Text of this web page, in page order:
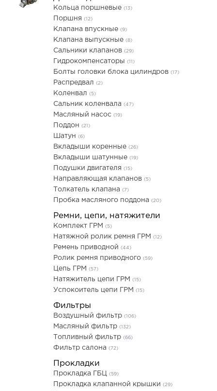
Кольца поршневые (13)
Поршня (12)
Клапана впускные (9)
Клапана выпускные (8)
Сальники клапанов (29)
Гидрокомпенсаторы (11)
Болты головки блока цилиндров (17)
Распредвал (2)
Коленвал (5)
Сальник коленвала (47)
Масляный насос (19)
Поддон (21)
Шатун (6)
Вкладыши коренные (26)
Вкладыши шатунные (19)
Подушки двигателя (15)
Направляющая клапанов (5)
Толкатель клапана (7)
Пробка масляного поддона (20)
Ремни, цепи, натяжители
Комплект ГРМ (5)
Натяжной ролик ремня ГРМ (12)
Ремень приводной (44)
Ролик ремня приводного (59)
Цепь ГРМ (57)
Натяжитель цепи ГРМ (15)
Успокоитель цепи ГРМ (15)
Фильтры
Воздушный фильтр (106)
Масляный фильтр (132)
Топливный фильтр (66)
Фильтр салона (72)
Прокладки
Прокладка ГБЦ (59)
Прокладка клапанной крышки (29)